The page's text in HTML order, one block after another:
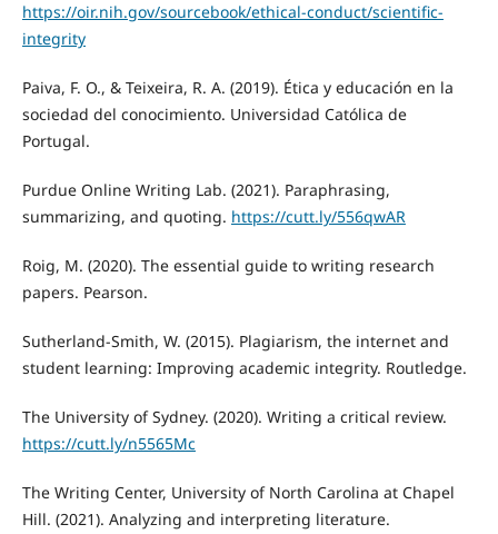
https://oir.nih.gov/sourcebook/ethical-conduct/scientific-
integrity
Paiva, F. O., & Teixeira, R. A. (2019). Ética y educación en la
sociedad del conocimiento. Universidad Católica de
Portugal.
Purdue Online Writing Lab. (2021). Paraphrasing,
summarizing, and quoting. https://cutt.ly/556qwAR
Roig, M. (2020). The essential guide to writing research
papers. Pearson.
Sutherland-Smith, W. (2015). Plagiarism, the internet and
student learning: Improving academic integrity. Routledge.
The University of Sydney. (2020). Writing a critical review.
https://cutt.ly/n5565Mc
The Writing Center, University of North Carolina at Chapel
Hill. (2021). Analyzing and interpreting literature.